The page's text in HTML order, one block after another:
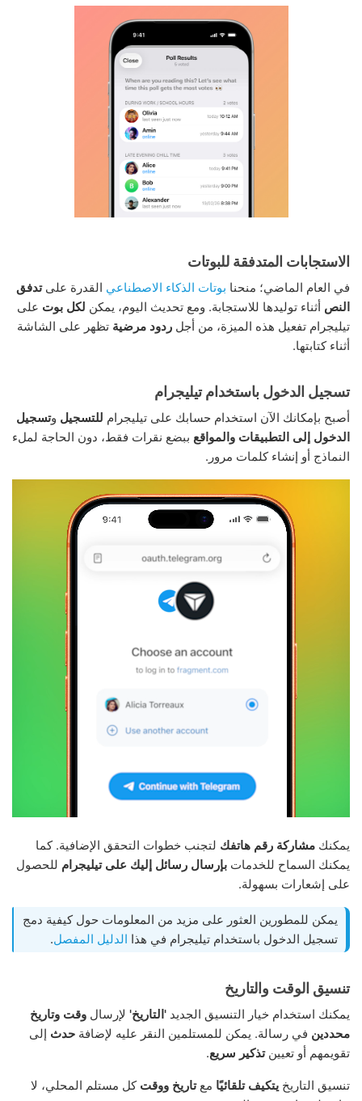
الاستجابات المتدفقة للبوتات
في العام الماضي؛ منحنا بوتات الذكاء الاصطناعي القدرة علىتدفق
النص أثناء توليدها للاستجابة. ومع تحديث اليوم، يمكن لكل بوت على
تيليجرام تفعيل هذه الميزة، من أجل ردود مرضية تظهر على الشاشة
أثناء كتابتها.
تسجيل الدخول باستخدام تيليجرام
أصبح بإمكانك الآن استخدام حسابك على تيليجرام للتسجيل وتسجيل
الدخول إلى التطبيقات والمواقع ببضع نقرات فقط، دون الحاجة لملء
النماذج أو إنشاء كلمات مرور.
يمكنك مشاركة رقم هاتفك لتجنب خطوات التحقق الإضافية. كما
يمكنك السماح للخدمات بإرسال رسائل إليك على تيليجرام للحصول
على إشعارات بسهولة.
يمكن للمطورين العثور على مزيد من المعلومات حول كيفية دمج
تسجيل الدخول باستخدام تيليجرام في هذا الدليل المفصل.
تنسيق الوقت والتاريخ
يمكنك استخدام خيار التنسيق الجديد 'التاريخ' لإرسال وقت وتاريخ
محددين في رسالة. يمكن للمستلمين النقر عليه لإضافة حدث إلى
تقويمهم أو تعيينتذكير سريع.
تنسيق التاريخ يتكيف تلقائيًا معتاريخ ووقت كل مستلم المحلي، لا